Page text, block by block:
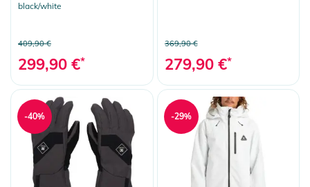
black/white
409,90 €
299,90 €*
369,90 €
279,90 €*
-40% -29%